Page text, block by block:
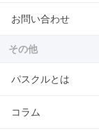
お問い合わせ
その他
パスクルとは
コラム